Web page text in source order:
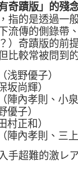
奇蹟版」的殘
指的是透過一
流傳的側錄帶
）奇蹟版的前
比較常被問到
浅野優子）
坂尚輝）
陣內孝則、小
優子）
村正和）
陣內孝則、三
手超難的激レ